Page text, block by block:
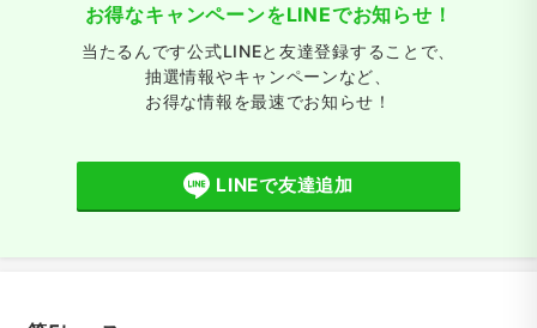
お得なキャンペーンをLINEでお知らせ！
当たるんです公式LINEと友達登録することで、
抽選情報やキャンペーンなど、
お得な情報を最速でお知らせ！
LINEで友達追加